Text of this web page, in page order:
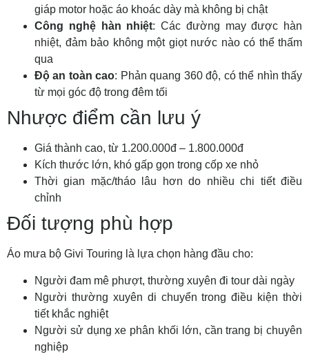
giáp motor hoặc áo khoác dày mà không bị chật
Công nghệ hàn nhiệt: Các đường may được hàn
nhiệt, đảm bảo không một giọt nước nào có thể thấm
qua
Độ an toàn cao: Phản quang 360 độ, có thể nhìn thấy
từ mọi góc độ trong đêm tối
Nhược điểm cần lưu ý
Giá thành cao, từ 1.200.000đ – 1.800.000đ
Kích thước lớn, khó gấp gọn trong cốp xe nhỏ
Thời gian mặc/tháo lâu hơn do nhiều chi tiết điều
chỉnh
Đối tượng phù hợp
Áo mưa bộ Givi Touring là lựa chọn hàng đầu cho:
Người đam mê phượt, thường xuyên đi tour dài ngày
Người thường xuyên di chuyển trong điều kiện thời
tiết khắc nghiệt
Người sử dụng xe phân khối lớn, cần trang bị chuyên
nghiệp